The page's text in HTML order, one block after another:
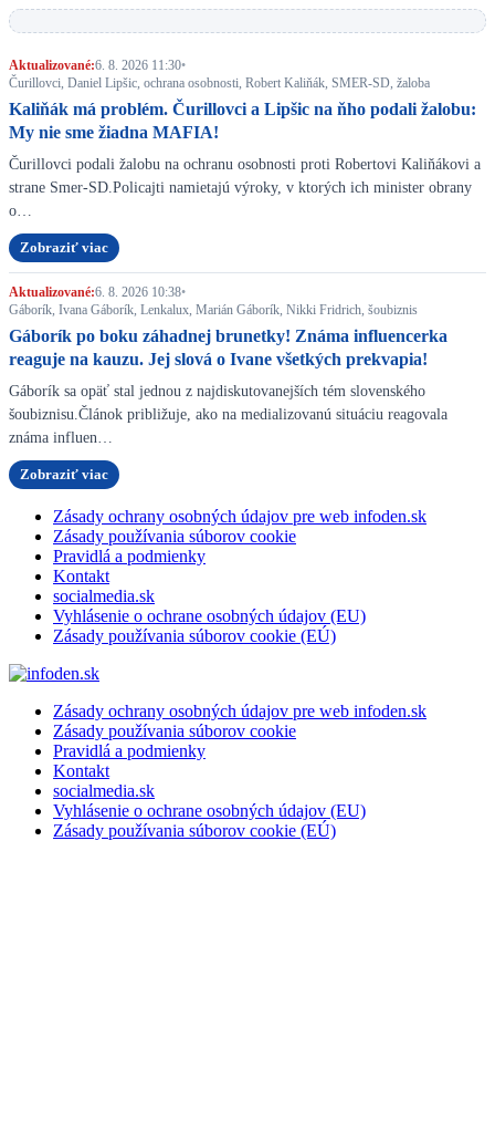
Aktualizované:6. 8. 2026 11:30•
Čurillovci, Daniel Lipšic, ochrana osobnosti, Robert Kaliňák, SMER-SD, žaloba
Kaliňák má problém. Čurillovci a Lipšic na ňho podali žalobu:
My nie sme žiadna MAFIA!
Čurillovci podali žalobu na ochranu osobnosti proti Robertovi Kaliňákovi a
strane Smer-SD.Policajti namietajú výroky, v ktorých ich minister obrany
o…
Zobraziť viac
Aktualizované:6. 8. 2026 10:38•
Gáborík, Ivana Gáborík, Lenkalux, Marián Gáborík, Nikki Fridrich, šoubiznis
Gáborík po boku záhadnej brunetky! Známa influencerka
reaguje na kauzu. Jej slová o Ivane všetkých prekvapia!
Gáborík sa opäť stal jednou z najdiskutovanejších tém slovenského
šoubiznisu.Článok približuje, ako na medializovanú situáciu reagovala
známa influen…
Zobraziť viac
Zásady ochrany osobných údajov pre web infoden.sk
Zásady používania súborov cookie
Pravidlá a podmienky
Kontakt
socialmedia.sk
Vyhlásenie o ochrane osobných údajov (EU)
Zásady používania súborov cookie (EÚ)
Zásady ochrany osobných údajov pre web infoden.sk
Zásady používania súborov cookie
Pravidlá a podmienky
Kontakt
socialmedia.sk
Vyhlásenie o ochrane osobných údajov (EU)
Zásady používania súborov cookie (EÚ)